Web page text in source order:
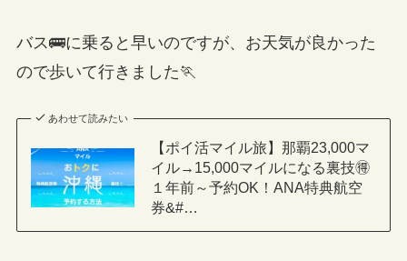
バス🚌に乗ると早いのですが、お天気が良かった
ので歩いて行きました🏃
あわせて読みたい
【ポイ活マイル旅】那覇23,000マ
イル→15,000マイルになる裏技🉐
１年前～予約OK！ANA特典航空
券&#…